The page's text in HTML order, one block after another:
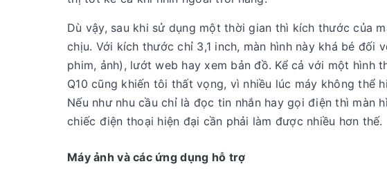
Dù vậy, sau khi sử dụng một thời gian thì kích thước của
chịu. Với kích thước chỉ 3,1 inch, màn hình này khá bé đối
phim, ảnh), lướt web hay xem bản đồ. Kể cả với một hình
Q10 cũng khiến tôi thất vọng, vì nhiều lúc máy không thể
Nếu như nhu cầu chỉ là đọc tin nhắn hay gọi điện thì màn
chiếc điện thoại hiện đại cần phải làm được nhiều hơn thế.
Máy ảnh và các ứng dụng hỗ trợ